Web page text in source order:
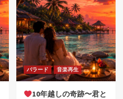
バラード 音楽再生
10年越しの奇跡〜君と